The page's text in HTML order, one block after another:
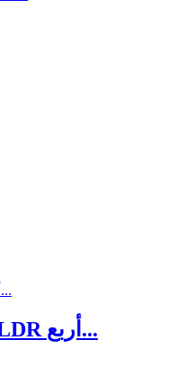
موديول حساس ضوئي LDR أربع...